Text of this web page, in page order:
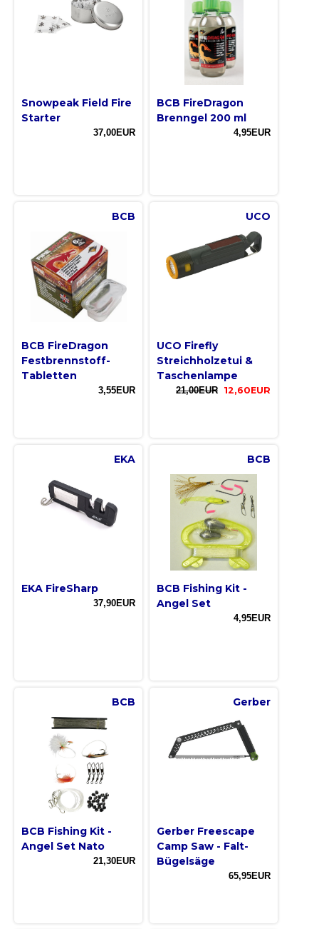
Snowpeak Field Fire
Starter
37,00EUR
BCB FireDragon
Brenngel 200 ml
4,95EUR
BCB
BCB FireDragon
Festbrennstoff-
Tabletten
3,55EUR
UCO
UCO Firefly
Streichholzetui &
Taschenlampe
21,00EUR 12,60EUR
EKA
EKA FireSharp
37,90EUR
BCB
BCB Fishing Kit -
Angel Set
4,95EUR
BCB
BCB Fishing Kit -
Angel Set Nato
21,30EUR
Gerber
Gerber Freescape
Camp Saw - Falt-
Bügelsäge
65,95EUR